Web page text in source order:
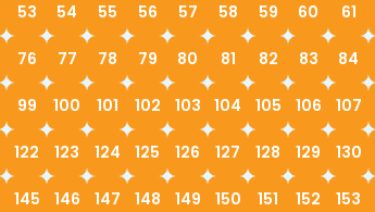
53 54 55 56 57 58 59 60 61
76 77 78 79 80 81 82 83 84
99 100 101 102 103 104 105 106 107
122 123 124 125 126 127 128 129 130
145 146 147 148 149 150 151 152 153